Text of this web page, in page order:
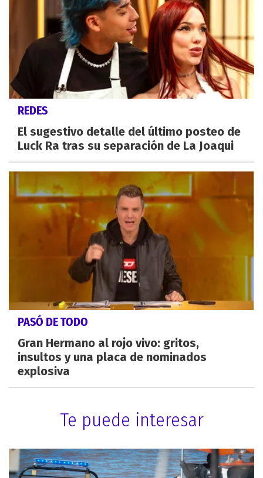
REDES
El sugestivo detalle del último posteo de
Luck Ra tras su separación de La Joaqui
PASÓ DE TODO
Gran Hermano al rojo vivo: gritos,
insultos y una placa de nominados
explosiva
Te puede interesar